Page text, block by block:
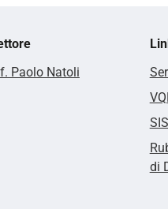
Paolo Natoli
di